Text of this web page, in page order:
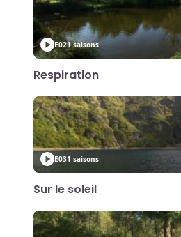
E021 saisons
Respiration
E031 saisons
Sur le soleil